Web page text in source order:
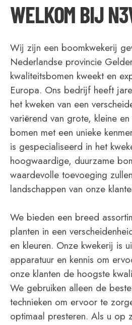
WELKOM BIJ
Wij zijn een boomkwekerij
Nederlandse provincie
kwaliteitsbomen kweekt en
Europa. Ons bedrijf heeft
het kweken van een
variërend van grote, kleine
bomen met een unieke
is gespecialiseerd in het
hoogwaardige, duurzame
waardevolle toevoeging
landschappen van onze
We bieden een breed
planten in een
en kleuren. Onze kwekerij is
apparatuur en kennis om
onze klanten de hoogste
We gebruiken alleen de
technieken om ervoor te
optimaal presteren. Als u op